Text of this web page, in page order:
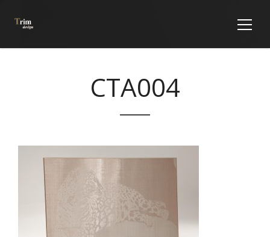
CTA004